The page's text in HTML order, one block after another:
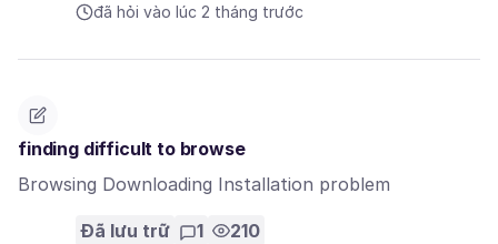
đã hỏi vào lúc 2 tháng trước
finding difficult to browse
Browsing Downloading Installation problem
Đã lưu trữ 1 210